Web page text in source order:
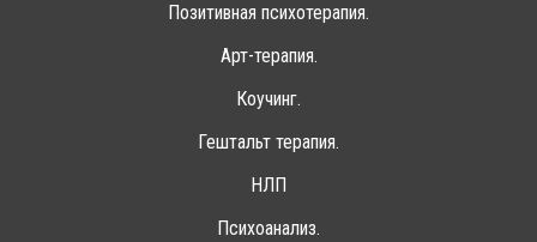
Позитивная психотерапия.
Арт-терапия.
Коучинг.
Гештальт терапия.
НЛП
Психоанализ.